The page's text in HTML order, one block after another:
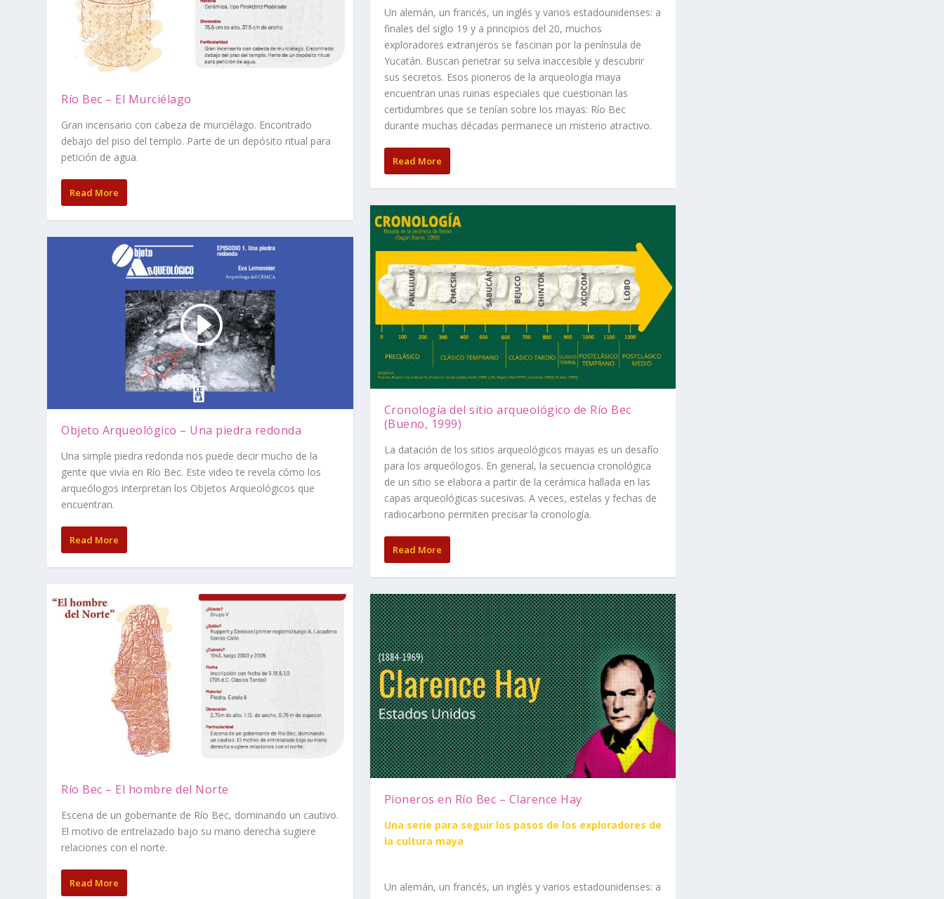
Río Bec – El Murciélago
Gran incensario con cabeza de murciélago. Encontrado
debajo del piso del templo. Parte de un depósito ritual para
petición de agua.
Read More
Objeto Arqueológico – Una piedra redonda
Una simple piedra redonda nos puede decir mucho de la
gente que vivía en Río Bec. Este video te revela cómo los
arqueólogos interpretan los Objetos Arqueológicos que
encuentran.
Read More
Río Bec – El hombre del Norte
Escena de un gobernante de Río Bec, dominando un cautivo.
El motivo de entrelazado bajo su mano derecha sugiere
relaciones con el norte.
Read More
Un alemán, un francés, un inglés y varios estadounidenses: a
finales del siglo 19 y a principios del 20, muchos
exploradores extranjeros se fascinan por la península de
Yucatán. Buscan penetrar su selva inaccesible y descubrir
sus secretos. Esos pioneros de la arqueología maya
encuentran unas ruinas especiales que cuestionan las
certidumbres que se tenían sobre los mayas: Río Bec
durante muchas décadas permanece un misterio atractivo.
Read More
Cronología del sitio arqueológico de Río Bec
(Bueno, 1999)
La datación de los sitios arqueológicos mayas es un desafío
para los arqueólogos. En general, la secuencia cronológica
de un sitio se elabora a partir de la cerámica hallada en las
capas arqueológicas sucesivas. A veces, estelas y fechas de
radiocarbono permiten precisar la cronología.
Read More
Pioneros en Río Bec – Clarence Hay
Una serie para seguir los pasos de los exploradores de
la cultura maya
Un alemán, un francés, un inglés y varios estadounidenses: a